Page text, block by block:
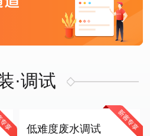
·调试
低难度废水调试